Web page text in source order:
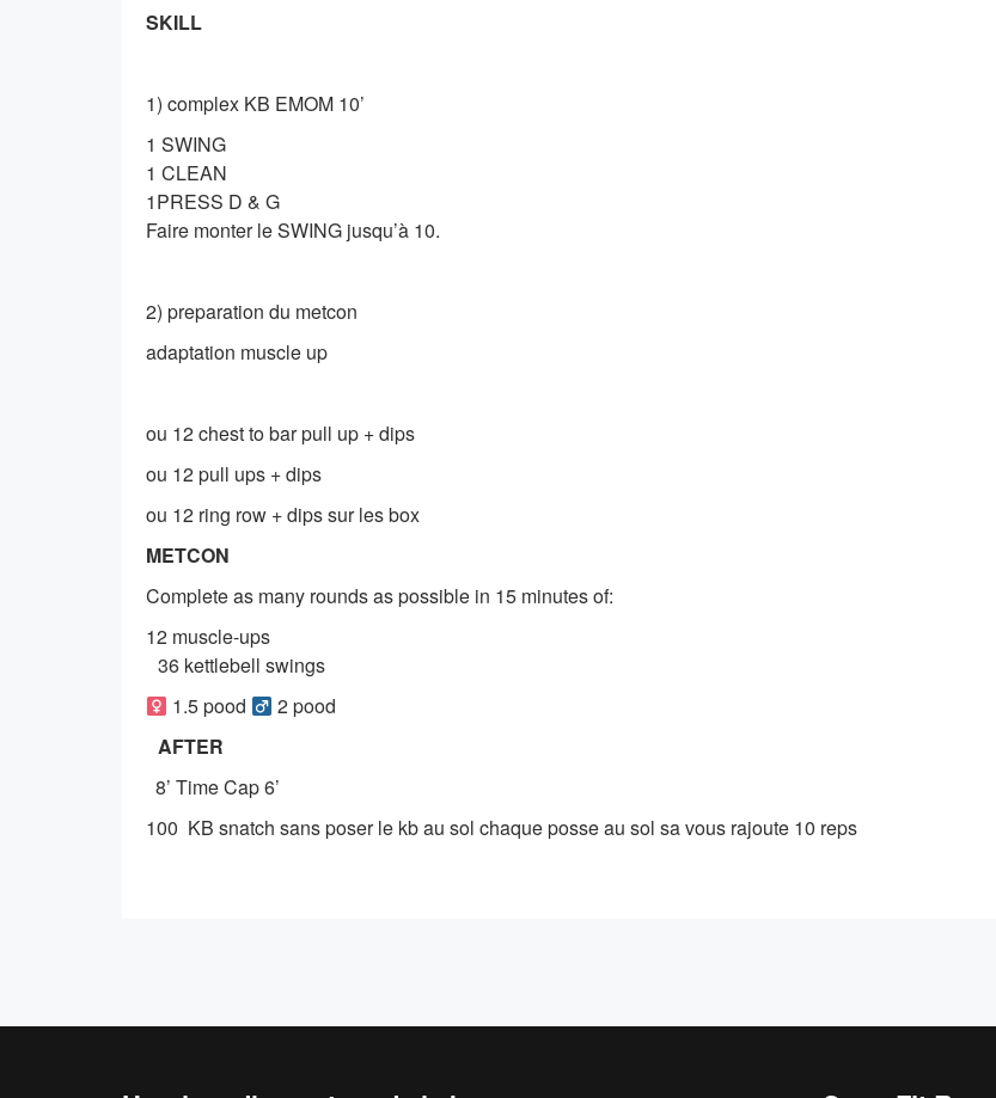
SKILL
1) complex KB EMOM 10’
1 SWING
1 CLEAN
1PRESS D & G
Faire monter le SWING jusqu’à 10.
2) preparation du metcon
adaptation muscle up
ou 12 chest to bar pull up + dips
ou 12 pull ups + dips
ou 12 ring row + dips sur les box
METCON
Complete as many rounds as possible in 15 minutes of:
12 muscle-ups
36 kettlebell swings
1.5 pood
2 pood
AFTER
8’ Time Cap 6’
100 KB snatch sans poser le kb au sol chaque posse au sol sa vous rajoute 10 reps